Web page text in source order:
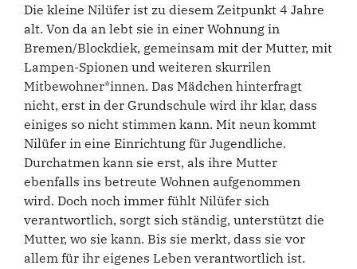
Die kleine Nilüfer ist zu diesem Zeitpunkt 4 Jahre
alt. Von da an lebt sie in einer Wohnung in
Bremen/Blockdiek, gemeinsam mit der Mutter, mit
Lampen-Spionen und weiteren skurrilen
Mitbewohner*innen. Das Mädchen hinterfragt
nicht, erst in der Grundschule wird ihr klar, dass
einiges so nicht stimmen kann. Mit neun kommt
Nilüfer in eine Einrichtung für Jugendliche.
Durchatmen kann sie erst, als ihre Mutter
ebenfalls ins betreute Wohnen aufgenommen
wird. Doch noch immer fühlt Nilüfer sich
verantwortlich, sorgt sich ständig, unterstützt die
Mutter, wo sie kann. Bis sie merkt, dass sie vor
allem für ihr eigenes Leben verantwortlich ist.